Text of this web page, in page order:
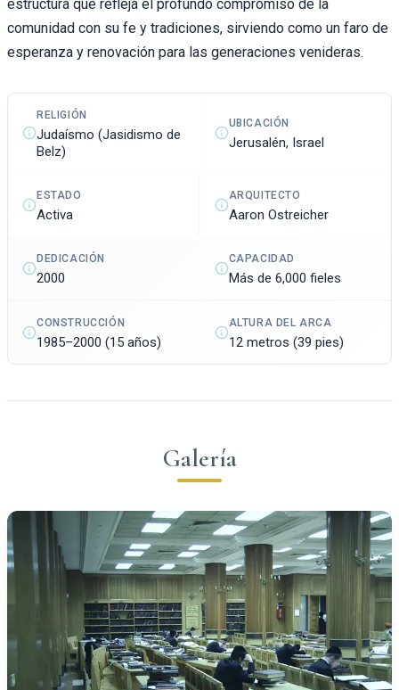
estructura que refleja el profundo compromiso de la
comunidad con su fe y tradiciones, sirviendo como un faro de
esperanza y renovación para las generaciones venideras.
RELIGIÓN
Judaísmo (Jasidismo de
Belz)
UBICACIÓN
Jerusalén, Israel
ESTADO
Activa
ARQUITECTO
Aaron Ostreicher
DEDICACIÓN
2000
CAPACIDAD
Más de 6,000 fieles
CONSTRUCCIÓN
1985–2000 (15 años)
ALTURA DEL ARCA
12 metros (39 pies)
Galería